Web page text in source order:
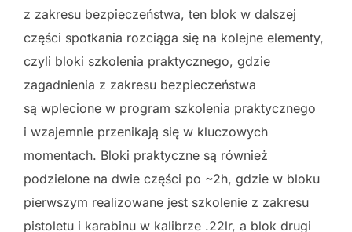
z zakresu bezpieczeństwa, ten blok w dalszej
części spotkania rozciąga się na kolejne elementy,
czyli bloki szkolenia praktycznego, gdzie
zagadnienia z zakresu bezpieczeństwa
są wplecione w program szkolenia praktycznego
i wzajemnie przenikają się w kluczowych
momentach. Bloki praktyczne są również
podzielone na dwie części po ~2h, gdzie w bloku
pierwszym realizowane jest szkolenie z zakresu
pistoletu i karabinu w kalibrze .22lr, a blok drugi